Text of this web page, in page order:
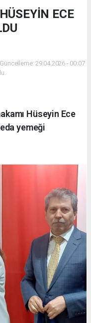
ECE
29.04.2026 - 00:07
Hüseyin Ece
yemeği